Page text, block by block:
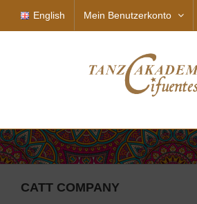
Inhalt
English Mein Benutzerkonto
CATT COMPANY